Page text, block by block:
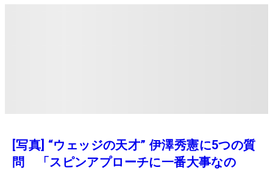
[写真] “ウェッジの天才” 伊澤秀憲に5つの質
問 「スピンアプローチに一番大事なの